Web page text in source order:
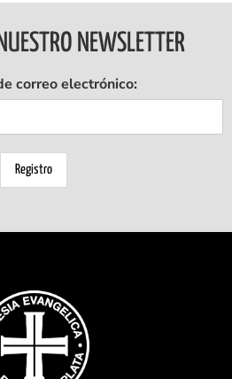
NEWSLETTER
correo electrónico: